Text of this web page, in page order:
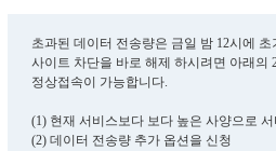
초과된 데이터 전송량은 금일 밤 12시에
사이트 차단을 바로 해제 하시려면 아래의
정상접속이 가능합니다.
(1) 현재 서비스보다 보다 높은 사양으로
(2) 데이터 전송량 추가 옵션을 신청